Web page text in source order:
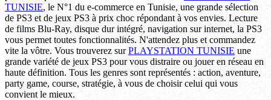
TUNISIE, le N°1 du e-commerce en Tunisie, une grande sélection
de PS3 et de jeux PS3 à prix choc répondant à vos envies. Lecture
de films Blu-Ray, disque dur intégré, navigation sur internet, la PS3
vous permet toutes fonctionnalités. N'attendez plus et commandez
vite la vôtre. Vous trouverez surPLAYSTATION TUNISIE une
grande variété de jeux PS3 pour vous distraire ou jouer en réseau en
haute définition. Tous les genres sont représentés : action, aventure,
party game, course, stratégie, à vous de choisir celui qui vous
convient le mieux.